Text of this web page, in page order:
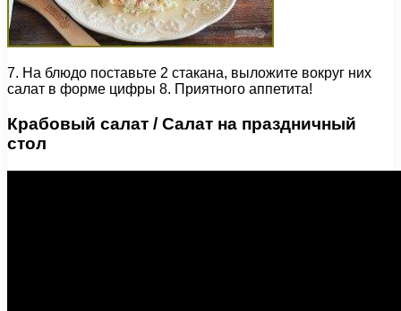
7. На блюдо поставьте 2 стакана, выложите вокруг них
салат в форме цифры 8. Приятного аппетита!
Крабовый салат / Салат на праздничный
стол